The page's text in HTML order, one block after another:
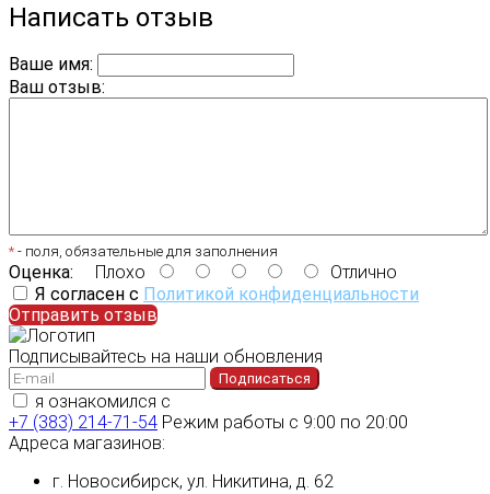
Написать отзыв
Ваше имя:
Ваш отзыв:
* - поля, обязательные для заполнения
Оценка: Плохо
Отлично
Я согласен с Политикой конфиденциальности
Отправить отзыв
Подписывайтесь на наши обновления
Подписаться
я ознакомился с
+7 (383) 214-71-54 Режим работы с 9:00 по 20:00
Адреса магазинов:
г. Новосибирск, ул. Никитина, д. 62